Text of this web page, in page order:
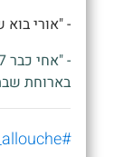
- "אורי
בארוחת
#Ori_allouche